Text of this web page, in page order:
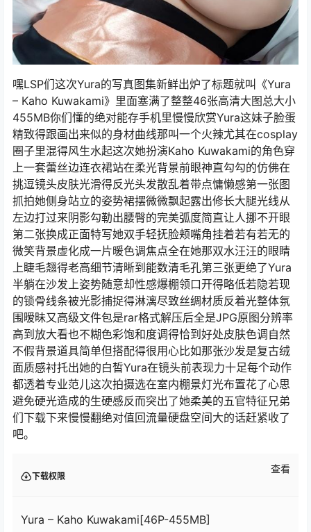
嘿LSP们这次Yura的写真图集新鲜出炉了标题就叫《Yura
– Kaho Kuwakami》里面塞满了整整46张高清大图总大小
455MB你们懂的绝对能存手机里慢慢欣赏Yura这妹子脸蛋
精致得跟画出来似的身材曲线那叫一个火辣尤其在cosplay
圈子里混得风生水起这次她扮演Kaho Kuwakami的角色穿
上一套蕾丝边连衣裙站在柔光背景前眼神直勾勾的仿佛在
挑逗镜头皮肤光滑得反光头发散乱着带点慵懒感第一张图
抓拍她侧身站立的姿势裙摆微微飘起露出修长大腿光线从
左边打过来阴影勾勒出腰臀的完美弧度简直让人挪不开眼
第二张换成正面特写她双手轻抚脸颊嘴角挂着若有若无的
微笑背景虚化成一片暖色调焦点全在她那双水汪汪的眼睛
上睫毛翘得老高细节清晰到能数清毛孔第三张更绝了Yura
半躺在沙发上姿势随意却性感爆棚领口开得略低若隐若现
的锁骨线条被光影捕捉得淋漓尽致丝绸材质反着光整体氛
围暧昧又高级文件包是rar格式解压后全是JPG原图分辨率
高到放大看也不糊色彩饱和度调得恰到好处皮肤色调自然
不假背景道具简单但搭配得很用心比如那张沙发是复古绒
面质感衬托出她的白皙Yura在镜头前表现力十足每个动作
都透着专业范儿这次拍摄选在室内棚景灯光布置花了心思
避免硬光造成的生硬感反而突出了她柔美的五官特征兄弟
们下载下来慢慢翻绝对值回流量硬盘空间大的话赶紧收了
吧。
下载权限
查看
Yura – Kaho Kuwakami[46P-455MB]